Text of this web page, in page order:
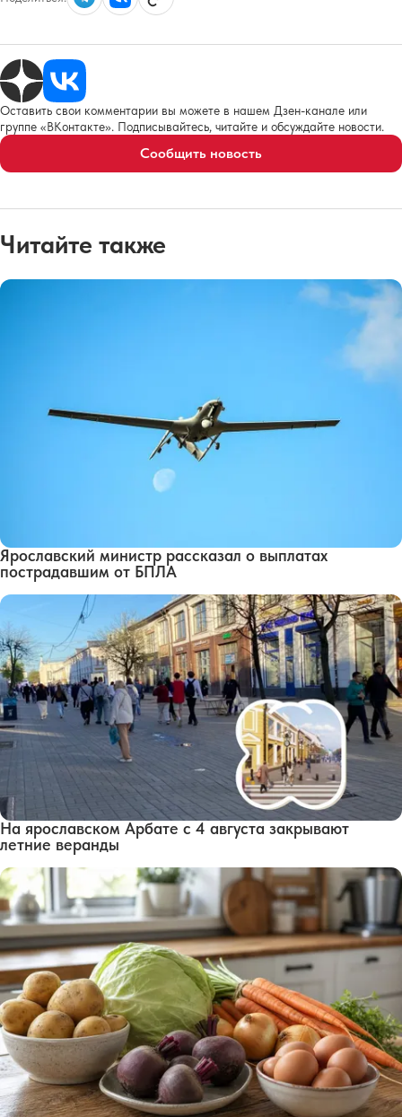
Оставить свои комментарии вы можете в нашем Дзен-канале или
группе «ВКонтакте». Подписывайтесь, читайте и обсуждайте новости.
Сообщить новость
Читайте также
Ярославский министр рассказал о выплатах
пострадавшим от БПЛА
На ярославском Арбате с 4 августа закрывают
летние веранды